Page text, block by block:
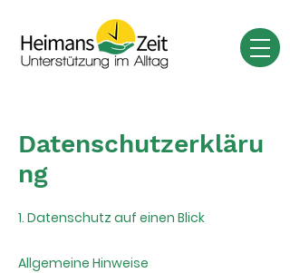
Datenschutzerkläru
ng
1. Datenschutz auf einen Blick
Allgemeine Hinweise